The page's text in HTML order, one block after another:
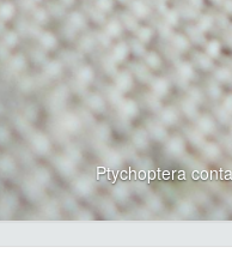
Ptychoptera